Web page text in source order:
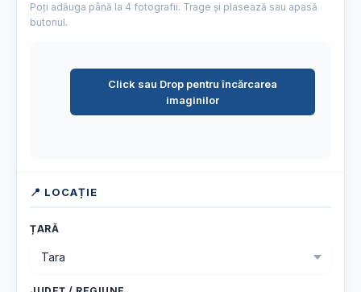
Poți adăuga până la 4 fotografii. Trage și plasează sau apasă
butonul.
Click sau Drop pentru încărcarea
imaginilor
📍 LOCAȚIE
ȚARĂ